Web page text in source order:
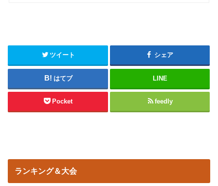
ツイート シェア
はてブ LINE
Pocket feedly
ランキング＆大会